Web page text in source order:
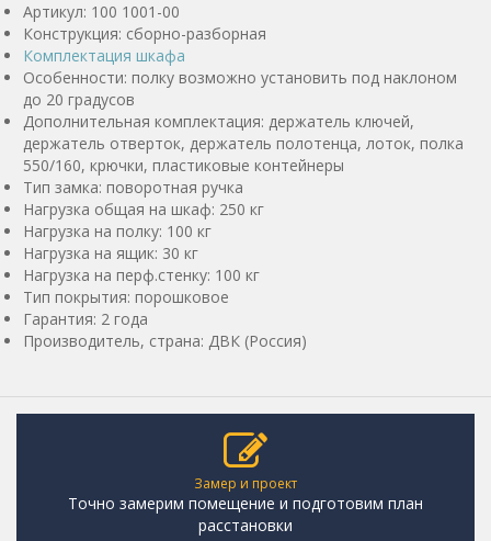
Артикул: 100 1001-00
Конструкция: сборно-разборная
Комплектация шкафа
Особенности: полку возможно установить под наклоном
до 20 градусов
Дополнительная комплектация: держатель ключей,
держатель отверток, держатель полотенца, лоток, полка
550/160, крючки, пластиковые контейнеры
Тип замка: поворотная ручка
Нагрузка общая на шкаф: 250 кг
Нагрузка на полку: 100 кг
Нагрузка на ящик: 30 кг
Нагрузка на перф.стенку: 100 кг
Тип покрытия: порошковое
Гарантия: 2 года
Производитель, страна: ДВК (Россия)
Замер и проект
Точно замерим помещение и подготовим план
расстановки